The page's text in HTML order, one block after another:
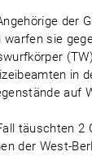
der
warfen sie
in
auf
täuschten 2
der West-